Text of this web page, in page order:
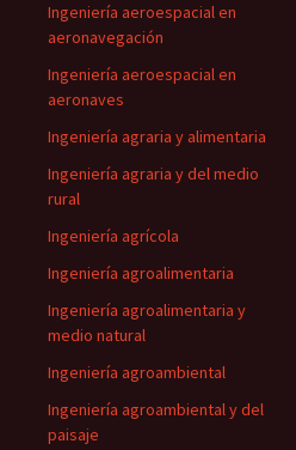
Ingeniería aeroespacial en
aeronavegación
Ingeniería aeroespacial en
aeronaves
Ingeniería agraria y alimentaria
Ingeniería agraria y del medio
rural
Ingeniería agrícola
Ingeniería agroalimentaria
Ingeniería agroalimentaria y
medio natural
Ingeniería agroambiental
Ingeniería agroambiental y del
paisaje